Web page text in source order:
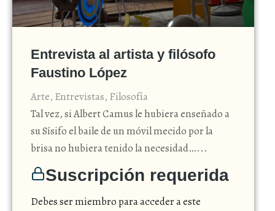
Entrevista al artista y filósofo
Faustino López
Arte, Entrevistas, Filosofía
Tal vez, si Albert Camus le hubiera enseñado a
su Sísifo el baile de un móvil mecido por la
brisa no hubiera tenido la necesidad…...
Suscripción requerida
Debes ser miembro para acceder a este